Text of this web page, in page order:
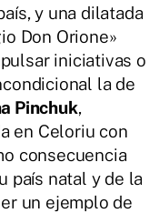
y una dilatada
Don Orione»
iniciativas o
la de
Pinchuk,
en Celoriu con
consecuencia
país natal y de la
un ejemplo de